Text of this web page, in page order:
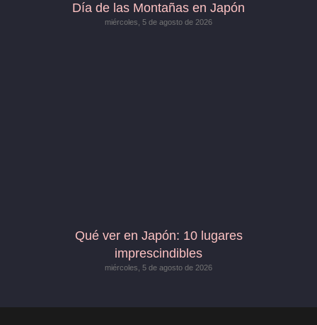
Día de las Montañas en Japón
miércoles, 5 de agosto de 2026
Qué ver en Japón: 10 lugares
imprescindibles
miércoles, 5 de agosto de 2026